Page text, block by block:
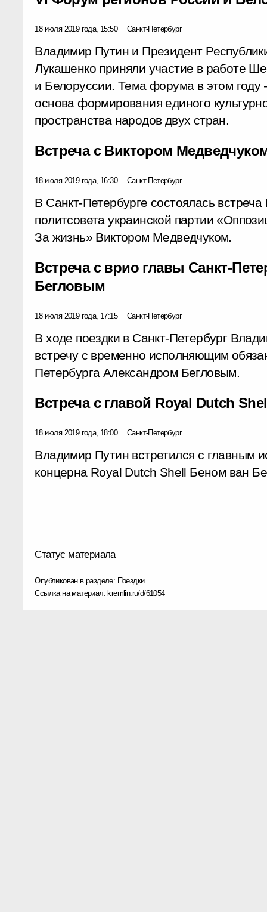
18 июля 2019 года, 15:50 Санкт-Петербург
Владимир Путин и Президент
Лукашенко приняли участие в работе
и Белоруссии. Тема форума в этом году
основа формирования единого
пространства народов двух стран.
Встреча с Виктором
18 июля 2019 года, 16:30 Санкт-Петербург
В Санкт-Петербурге состоялась
политсовета украинской партии
За жизнь» Виктором Медведчуком.
Встреча с врио главы Санкт-
Бегловым
18 июля 2019 года, 17:15 Санкт-Петербург
В ходе поездки в Санкт-Петербург
встречу с временно исполняющим
Петербурга Александром Бегловым.
Встреча с главой Royal Dutch
18 июля 2019 года, 18:00 Санкт-Петербург
Владимир Путин встретился с главным
концерна Royal Dutch Shell Беном ван
Статус материала
Опубликован в разделе: Поездки
Ссылка на материал: kremlin.ru/d/61054